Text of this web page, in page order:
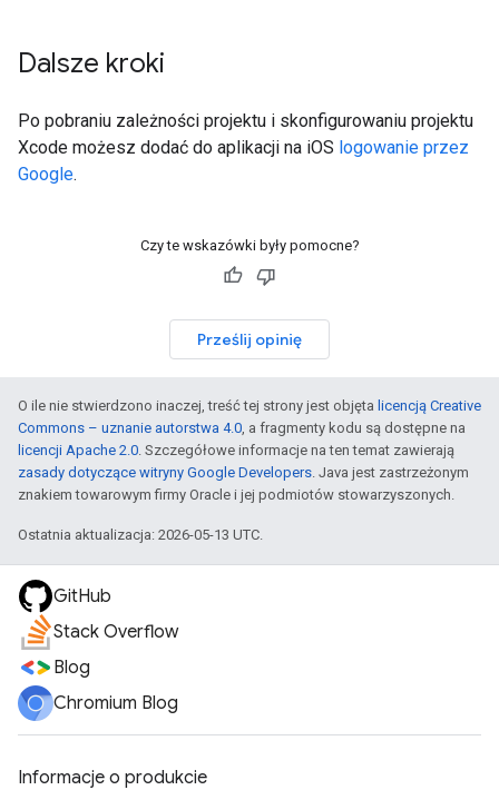
Dalsze kroki
Po pobraniu zależności projektu i skonfigurowaniu projektu
Xcode możesz dodać do aplikacji na iOS logowanie przez
Google.
Czy te wskazówki były pomocne?
Prześlij opinię
O ile nie stwierdzono inaczej, treść tej strony jest objęta licencją Creative
Commons – uznanie autorstwa 4.0, a fragmenty kodu są dostępne na
licencji Apache 2.0. Szczegółowe informacje na ten temat zawierają
zasady dotyczące witryny Google Developers. Java jest zastrzeżonym
znakiem towarowym firmy Oracle i jej podmiotów stowarzyszonych.
Ostatnia aktualizacja: 2026-05-13 UTC.
GitHub
Stack Overflow
Blog
Chromium Blog
Informacje o produkcie